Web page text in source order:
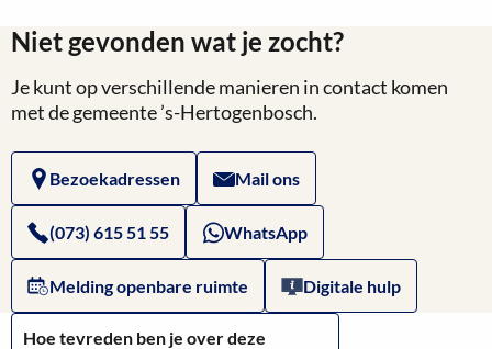
Niet gevonden wat je zocht?
Je kunt op verschillende manieren in contact komen
met de gemeente ’s-Hertogenbosch.
Bezoekadressen Mail ons
(073) 615 51 55 WhatsApp
Melding openbare ruimte Digitale hulp
Hoe tevreden ben je over deze